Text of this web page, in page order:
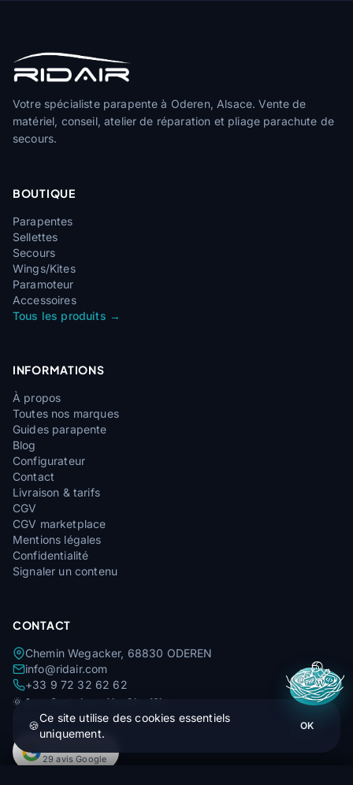
Votre spécialiste parapente à Oderen, Alsace. Vente de
matériel, conseil, atelier de réparation et pliage parachute de
secours.
BOUTIQUE
Parapentes
Sellettes
Secours
Wings/Kites
Paramoteur
Accessoires
Tous les produits →
INFORMATIONS
À propos
Toutes nos marques
Guides parapente
Blog
Configurateur
Contact
Livraison & tarifs
CGV
CGV marketplace
Mentions légales
Confidentialité
Signaler un contenu
CONTACT
Chemin Wegacker, 68830 ODEREN
info@ridair.com
+33 9 72 32 62 62
🌞 Avr—Sept : Lun—Ven 9h—16h
Oct—Mars : Lun—Ven 9h—13h
29 avis Google
🍪
Ce site utilise des cookies essentiels
uniquement.
OK